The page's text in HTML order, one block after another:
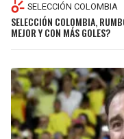
SELECCIÓN COLOMBIA
SELECCIÓN COLOMBIA,
MEJOR Y CON MÁS GOLES?